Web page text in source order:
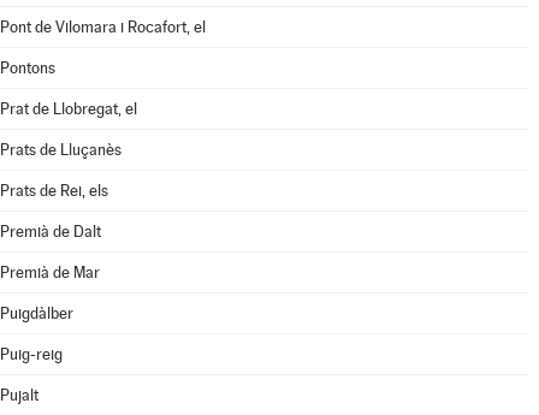
Pont de Vilomara i Rocafort, el
Pontons
Prat de Llobregat, el
Prats de Lluçanès
Prats de Rei, els
Premià de Dalt
Premià de Mar
Puigdàlber
Puig-reig
Pujalt